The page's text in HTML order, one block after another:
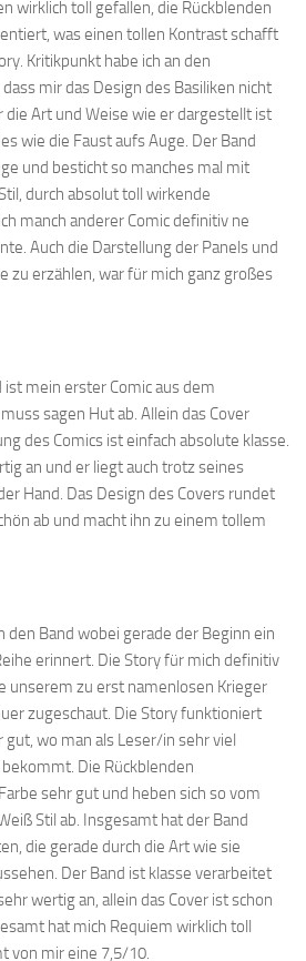
wirklich toll gefallen, die Rückblenden
was einen tollen Kontrast schafft
Kritikpunkt habe ich an den
mir das Design des Basiliken nicht
die Art und Weise wie er dargestellt ist
wie die Faust aufs Auge. Der Band
und besticht so manches mal mit
durch absolut toll wirkende
manch anderer Comic definitiv ne
Auch die Darstellung der Panels und
zu erzählen, war für mich ganz großes
ist mein erster Comic aus dem
sagen Hut ab. Allein das Cover
des Comics ist einfach absolute klasse.
an und er liegt auch trotz seines
Hand. Das Design des Covers rundet
ab und macht ihn zu einem tollem
den Band wobei gerade der Beginn ein
erinnert. Die Story für mich definitiv
unserem zu erst namenlosen Krieger
zugeschaut. Die Story funktioniert
wo man als Leser/in sehr viel
Die Rückblenden
sehr gut und heben sich so vom
Stil ab. Insgesamt hat der Band
die gerade durch die Art wie sie
Der Band ist klasse verarbeitet
wertig an, allein das Cover ist schon
hat mich Requiem wirklich toll
von mir eine 7,5/10.